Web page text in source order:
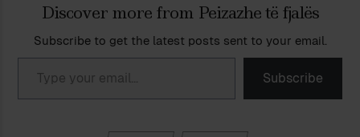
Discover more from Peizazhe të fjalës
Subscribe to get the latest posts sent to your email.
Type your email…
Subscribe